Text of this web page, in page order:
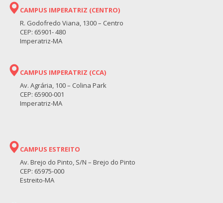
CAMPUS IMPERATRIZ (CENTRO)
R. Godofredo Viana, 1300 – Centro
CEP: 65901- 480
Imperatriz-MA
CAMPUS IMPERATRIZ (CCA)
Av. Agrária, 100 – Colina Park
CEP: 65900-001
Imperatriz-MA
CAMPUS ESTREITO
Av. Brejo do Pinto, S/N – Brejo do Pinto
CEP: 65975-000
Estreito-MA